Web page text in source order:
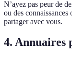
N’ayez pas peur de
ou des
partager avec vous.
4. Annuaires